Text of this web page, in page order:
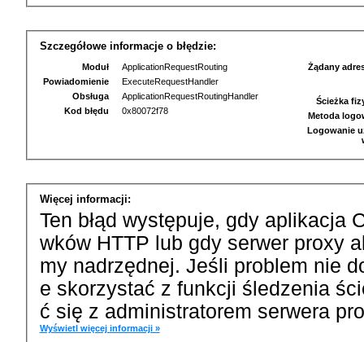
Szczegółowe informacje o błędzie:
Moduł
ApplicationRequestRouting
Powiadomienie
ExecuteRequestHandler
Obsługa
ApplicationRequestRoutingHandler
Kod błędu
0x80072f78
Żądany
Ścieżka
Metoda
Logowanie
Więcej informacji:
Ten błąd występuje, gdy aplikacja
wków HTTP lub gdy serwer proxy
my nadrzędnej. Jeśli problem nie
e skorzystać z funkcji śledzenia
ć się z administratorem serwera
Wyświetl więcej informacji »